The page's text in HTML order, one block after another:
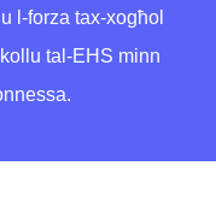
l-forza tax-xogħol
tal-EHS minn